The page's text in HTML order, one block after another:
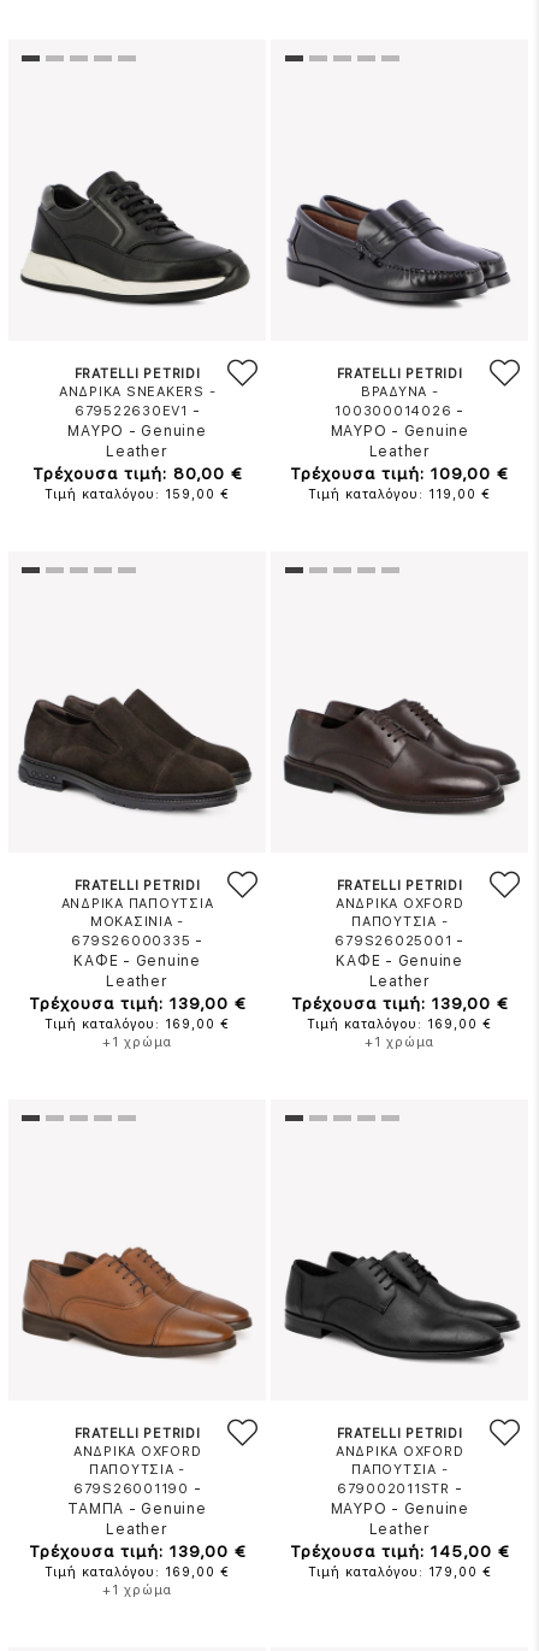
FRATELLI PETRIDI
ΑΝΔΡΙΚΑ SNEAKERS -
679522630EV1 -
ΜΑΥΡΟ - Genuine
Leather
Τρέχουσα τιμή: 80,00 €
Τιμή καταλόγου: 159,00 €
FRATELLI PETRIDI
ΒΡΑΔΥΝΑ -
100300014026 -
ΜΑΥΡΟ - Genuine
Leather
Τρέχουσα τιμή: 109,00 €
Τιμή καταλόγου: 119,00 €
FRATELLI PETRIDI
ΑΝΔΡΙΚΑ ΠΑΠΟΥΤΣΙΑ
ΜΟΚΑΣΙΝΙΑ -
679S26000335 -
ΚΑΦΕ - Genuine
Leather
Τρέχουσα τιμή: 139,00 €
Τιμή καταλόγου: 169,00 €
+1 χρώμα
FRATELLI PETRIDI
ΑΝΔΡΙΚΑ OXFORD
ΠΑΠΟΥΤΣΙΑ -
679S26025001 -
ΚΑΦΕ - Genuine
Leather
Τρέχουσα τιμή: 139,00 €
Τιμή καταλόγου: 169,00 €
+1 χρώμα
FRATELLI PETRIDI
ΑΝΔΡΙΚΑ OXFORD
ΠΑΠΟΥΤΣΙΑ -
679S26001190 -
ΤΑΜΠΑ - Genuine
Leather
Τρέχουσα τιμή: 139,00 €
Τιμή καταλόγου: 169,00 €
+1 χρώμα
FRATELLI PETRIDI
ΑΝΔΡΙΚΑ OXFORD
ΠΑΠΟΥΤΣΙΑ -
679002011STR -
ΜΑΥΡΟ - Genuine
Leather
Τρέχουσα τιμή: 145,00 €
Τιμή καταλόγου: 179,00 €